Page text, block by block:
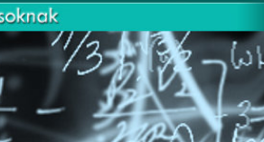
az ELTE
Kar Fizikai
Intézetében